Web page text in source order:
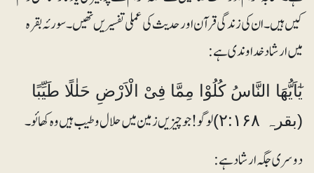
کیں ہیں۔ ان کی زندگی قرآن اور حدیث کی عملی تفسیریں تھیں۔ سورئہ بقرہ
میں ارشاد خداوندی ہے:
یٰٓاَیُّھَا النَّاسُ کُلُوْا مِمَّا فِیْ الْاَرْضِ حَلٰلًا طَیِّبًا
(بقرہ ۲:۱۶۸)
لوگو! جو چیزیں زمین میں حلال و طیب ہیں وہ کھائو۔
دوسری جگہ ارشاد ہے: